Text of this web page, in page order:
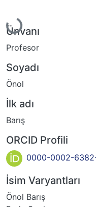
Yükleniyor...
Ünvanı
Profesor
Soyadı
Önol
İlk adı
Barış
ORCID Profili
0000-0002-
İsim Varyantları
Önol Barış